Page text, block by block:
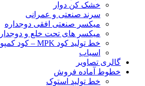
خشک کن دوار
سرند صنعتی و عمرانی
میکسر صنعتی افقی دوجداره
میکسر های تحت خلع و
خط تولید کود MPK – کود کمپوست – اوره فسفات
اسیاب
گالری تصاویر
خطوط آماده فروش
خط تولید استوک